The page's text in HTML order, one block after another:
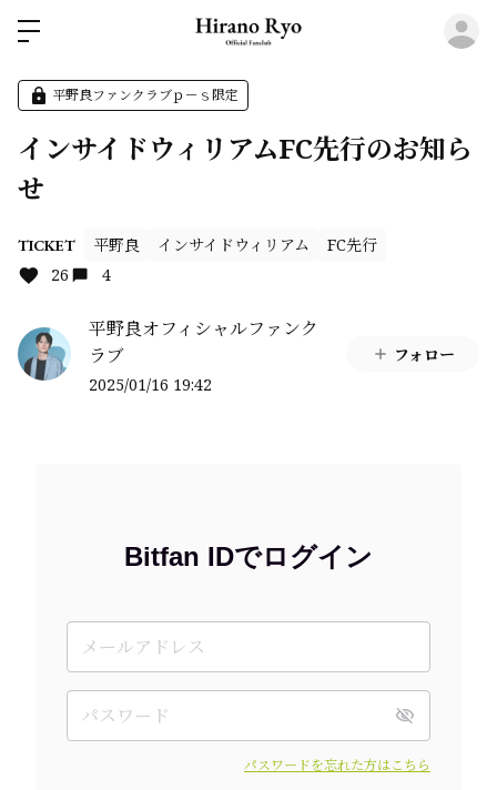
平野良ファンクラブｐ－ｓ限定
インサイドウィリアムFC先行のお知ら
せ
TICKET 平野良 インサイドウィリアム
FC先行
26
4
平野良オフィシャルファンク
ラブ
2025/01/16 19:42
フォロー
Bitfan IDでログイン
パスワードを忘れた方はこちら